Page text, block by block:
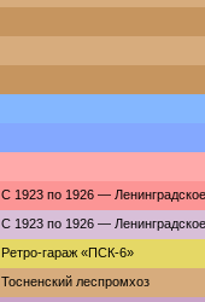
С 1923 по 1926 —
С 1923 по 1926 —
Ретро-гараж «ПСК-6»
Тосненский леспромхоз